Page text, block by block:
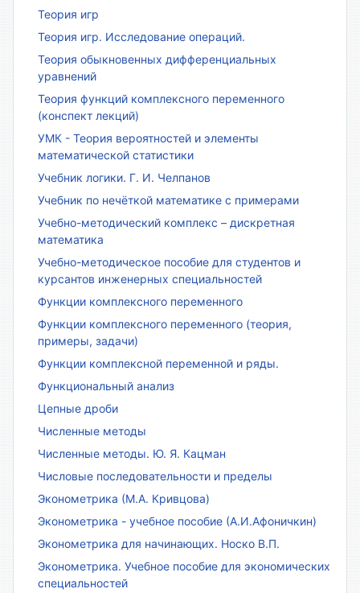
Теория игр
Теория игр. Исследование операций.
Теория обыкновенных дифференциальных
уравнений
Теория функций комплексного переменного
(конспект лекций)
УМК - Теория вероятностей и элементы
математической статистики
Учебник логики. Г. И. Челпанов
Учебник по нечёткой математике с примерами
Учебно-методический комплекс – дискретная
математика
Учебно-методическое пособие для студентов и
курсантов инженерных специальностей
Функции комплексного переменного
Функции комплексного переменного (теория,
примеры, задачи)
Функции комплексной переменной и ряды.
Функциональный анализ
Цепные дроби
Численные методы
Численные методы. Ю. Я. Кацман
Числовые последовательности и пределы
Эконометрика (М.А. Кривцова)
Эконометрика - учебное пособие (А.И.Афоничкин)
Эконометрика для начинающих. Носко В.П.
Эконометрика. Учебное пособие для экономических
специальностей